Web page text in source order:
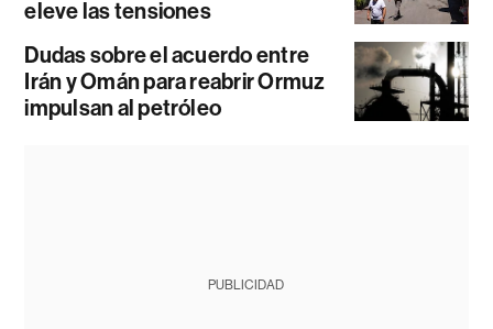
eleve las tensiones
Dudas sobre el acuerdo entre
Irán y Omán para reabrir Ormuz
impulsan al petróleo
PUBLICIDAD